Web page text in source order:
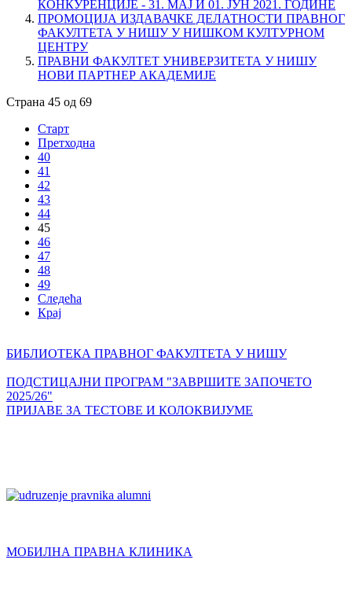
КОНКУРЕНЦИЈE - 31. МАЈ И 01. ЈУН 2021. ГОДИНЕ
ПРОМОЦИЈА ИЗДАВАЧКЕ ДЕЛАТНОСТИ ПРАВНОГ
ФАКУЛТЕТА У НИШУ У НИШКОМ КУЛТУРНОМ
ЦЕНТРУ
ПРАВНИ ФАКУЛТЕТ УНИВЕРЗИТЕТА У НИШУ
НОВИ ПАРТНЕР АКАДЕМИЈЕ
Страна 45 од 69
Старт
Претходна
40
41
42
43
44
45
46
47
48
49
Следећа
Крај
БИБЛИОТЕКА ПРАВНОГ ФАКУЛТЕТА У НИШУ
ПОДСТИЦАЈНИ ПРОГРАМ "ЗАВРШИТЕ ЗАПОЧЕТО
2025/26"
ПРИЈАВЕ ЗА ТЕСТОВЕ И КОЛОКВИЈУМЕ
МОБИЛНА ПРАВНА КЛИНИКА